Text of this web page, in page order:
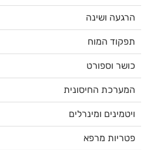
הרגעה ושינה
תפקוד המוח
כושר וספורט
המערכת החיסונית
ויטמינים ומינרלים
פטריות מרפא